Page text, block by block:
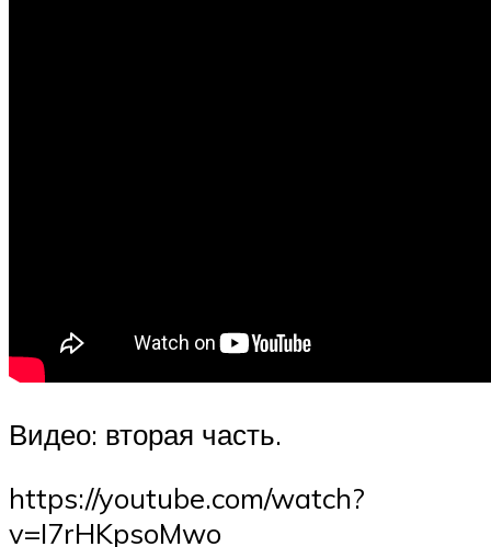
Видео: вторая часть.
https://youtube.com/watch?
v=I7rHKpsoMwo